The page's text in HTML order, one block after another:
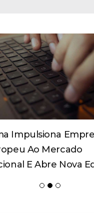
Impulsiona
Ao Mercado
E Abre Nova